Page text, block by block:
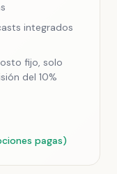
integrados
fijo, solo
del 10%
pagas)